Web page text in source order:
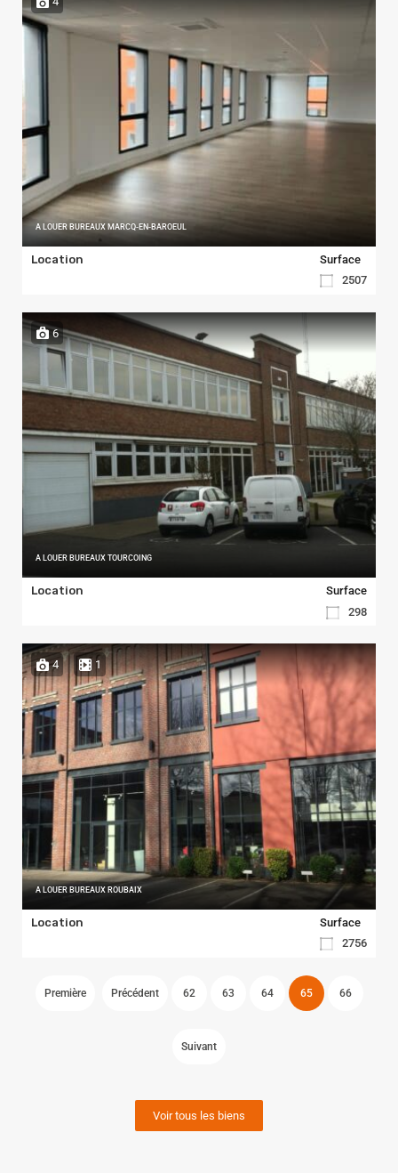
A LOUER BUREAUX MARCQ-EN-BAROEUL
Location
Surface
2507
6
A LOUER BUREAUX TOURCOING
Location
Surface
298
4 1
A LOUER BUREAUX ROUBAIX
Location
Surface
2756
Première Précédent 62 63 64 65 66
Suivant
Voir tous les biens